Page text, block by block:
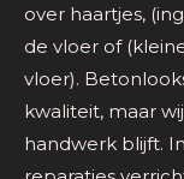
over haartjes,
de vloer of
vloer).
kwaliteit, maar
handwerk blijft.